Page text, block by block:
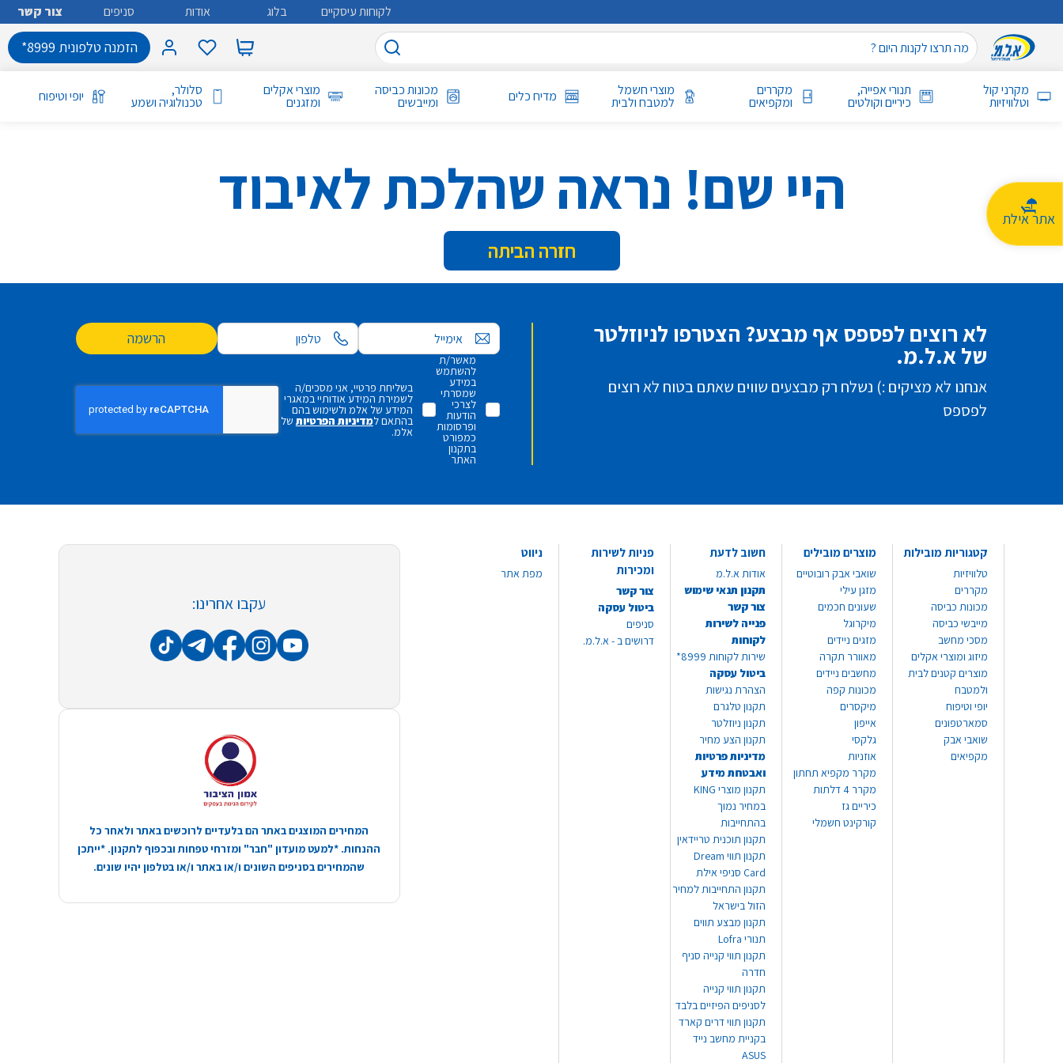
אתר אילת
לקוחות עיסקיים בלוג אודות סניפים צור קשר
הזמנה טלפונית 8999*
מקרני קול
וטלוויזיות
תנורי אפייה,
כיריים וקולטים
מקררים
ומקפיאים
מוצרי חשמל
למטבח ולבית מדיח כלים מכונות כביסה
ומייבשים
מוצרי אקלים
ומזגנים
סלולר,
טכנולוגיה ושמע יופי וטיפוח
היי שם! נראה שהלכת לאיבוד
חזרה הביתה
לא רוצים לפספס אף מבצע? הצטרפו לניוזלטר
של א.ל.מ.
אנחנו לא מציקים :) נשלח רק מבצעים שווים שאתם בטוח לא רוצים
לפספס
אימייל הרשמה
מאשר/ת
להשתמש
במידע
שמסרתי
לצרכי
הודעות
ופרסומות
כמפורט
בתקנון
האתר
בשליחת פרטיי, אני מסכים/ה
לשמירת המידע אודותיי במאגרי
המידע של אלמ ולשימוש בהם
בהתאם למדיניות הפרטיות של
אלמ.
קטגוריות מובילות
טלוויזיות
מקררים
מכונות כביסה
מייבשי כביסה
מסכי מחשב
מיזוג ומוצרי אקלים
מוצרים קטנים לבית
ולמטבח
יופי וטיפוח
סמארטפונים
שואבי אבק
מקפיאים
מוצרים מובילים
שואבי אבק רובוטיים
מזגן עילי
שעונים חכמים
מיקרוגל
מזגים ניידים
מאוורר תקרה
מחשבים ניידים
מכונות קפה
מיקסרים
אייפון
גלקסי
אוזניות
מקרר מקפיא תחתון
מקרר 4 דלתות
כיריים גז
קורקינט חשמלי
חשוב לדעת
אודות א.ל.מ
תקנון תנאי שימוש
צור קשר
פנייה לשירות
לקוחות
שירות לקוחות 8999*
ביטול עסקה
הצהרת נגישות
תקנון טלגרם
תקנון ניוזלטר
תקנון הצע מחיר
מדיניות פרטיות
ואבטחת מידע
תקנון מוצרי KING
במחיר נמוך
בהתחייבות
תקנון תוכנית טריידאין
תקנון תווי Dream
Card סניפי אילת
תקנון התחייבות למחיר
הזול בישראל
תקנון מבצע תווים
תנורי Lofra
תקנון תווי קנייה סניף
חדרה
תקנון תווי קנייה
לסניפים הפיזיים בלבד
תקנון תווי דרים קארד
בקניית מחשב נייד
ASUS
פניות לשירות
ומכירות
צור קשר
ביטול עסקה
סניפים
דרושים ב - א.ל.מ.
ניווט
מפת אתר
עקבו אחרינו:
המחירים המוצגים באתר הם בלעדיים לרוכשים באתר ולאחר כל
ההנחות. *למעט מועדון "חבר" ומזרחי טפחות ובכפוף לתקנון. *ייתכן
שהמחירים בסניפים השונים ו/או באתר ו/או בטלפון יהיו שונים.